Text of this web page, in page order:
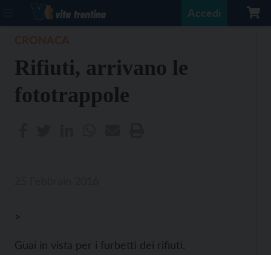
Accedi
Rifiuti, arrivano le
fototrappole
>
Guai in vista per i furbetti dei rifiuti.